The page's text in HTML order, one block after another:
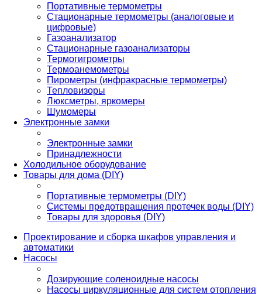
Портативные термометры
Стационарные термометры (аналоговые и
цифровые)
Газоанализатор
Стационарные газоанализаторы
Термогигрометры
Термоанемометры
Пирометры (инфракрасные термометры)
Тепловизоры
Люксметры, яркомеры
Шумомеры
Электронные замки
Электронные замки
Принадлежности
Холодильное оборудование
Товары для дома (DIY)
Портативные термометры (DIY)
Системы предотвращения протечек воды (DIY)
Товары для здоровья (DIY)
Проектирование и сборка шкафов управления и
автоматики
Насосы
Дозирующие соленоидные насосы
Насосы циркуляционные для систем отопления